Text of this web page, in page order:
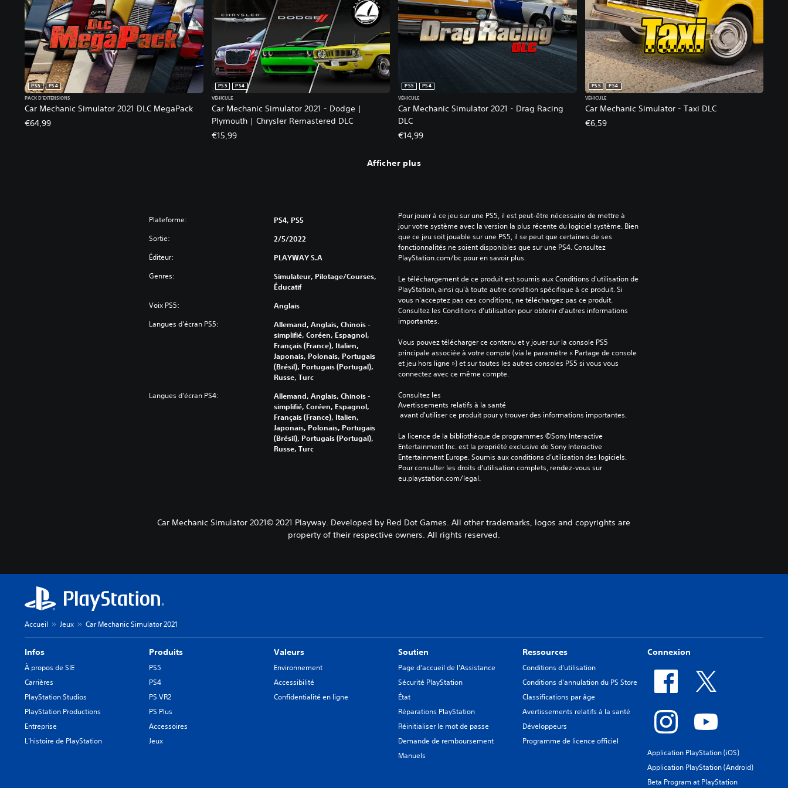
l
a
t
o
r
2
0
2
1
Car Mechanic Simulator 2021 DLC MegaPack
PS5
PS4
PACK D'EXTENSIONS
€64,99
Car Mechanic Simulator 2021 - Dodge |
Plymouth | Chrysler Remastered DLC
PS5
PS4
VÉHICULE
€15,99
Car Mechanic Simulator 2021 - Drag Racing
DLC
PS5
PS4
VÉHICULE
€14,99
Car Mechanic Simulator - Taxi DLC
PS5
PS4
VÉHICULE
€6,59
Afficher plus
Plateforme: PS4, PS5
Sortie: 2/5/2022
Éditeur: PLAYWAY S.A
Genres:
Simulateur, Pilotage/Courses,
Éducatif
Voix PS5: Anglais
Langues d'écran PS5:
Allemand, Anglais, Chinois -
simplifié, Coréen, Espagnol,
Français (France), Italien,
Japonais, Polonais, Portugais
(Brésil), Portugais (Portugal),
Russe, Turc
Langues d'écran PS4:
Allemand, Anglais, Chinois -
simplifié, Coréen, Espagnol,
Français (France), Italien,
Japonais, Polonais, Portugais
(Brésil), Portugais (Portugal),
Russe, Turc
Pour jouer à ce jeu sur une PS5, il est peut-être nécessaire de mettre à
jour votre système avec la version la plus récente du logiciel système. Bien
que ce jeu soit jouable sur une PS5, il se peut que certaines de ses
fonctionnalités ne soient disponibles que sur une PS4. Consultez
PlayStation.com/bc pour en savoir plus.
Le téléchargement de ce produit est soumis aux Conditions d'utilisation de
PlayStation, ainsi qu'à toute autre condition spécifique à ce produit. Si
vous n'acceptez pas ces conditions, ne téléchargez pas ce produit.
Consultez les Conditions d'utilisation pour obtenir d'autres informations
importantes.
Vous pouvez télécharger ce contenu et y jouer sur la console PS5
principale associée à votre compte (via le paramètre « Partage de console
et jeu hors ligne ») et sur toutes les autres consoles PS5 si vous vous
connectez avec ce même compte.
Consultez les
Avertissements relatifs à la santé
avant d'utiliser ce produit pour y trouver des informations importantes.
La licence de la bibliothèque de programmes ©Sony Interactive
Entertainment Inc. est la propriété exclusive de Sony Interactive
Entertainment Europe. Soumis aux conditions d’utilisation des logiciels.
Pour consulter les droits d’utilisation complets, rendez-vous sur
eu.playstation.com/legal.
Car Mechanic Simulator 2021© 2021 Playway. Developed by Red Dot Games. All other trademarks, logos and copyrights are
property of their respective owners. All rights reserved.
Accueil Jeux Car Mechanic Simulator 2021
Infos
À propos de SIE
Carrières
PlayStation Studios
PlayStation Productions
Entreprise
L'histoire de PlayStation
Produits
PS5
PS4
PS VR2
PS Plus
Accessoires
Jeux
Valeurs
Environnement
Accessibilité
Confidentialité en ligne
Soutien
Page d'accueil de l'Assistance
Sécurité PlayStation
État
Réparations PlayStation
Réinitialiser le mot de passe
Demande de remboursement
Manuels
Ressources
Conditions d'utilisation
Conditions d'annulation du PS Store
Classifications par âge
Avertissements relatifs à la santé
Développeurs
Programme de licence officiel
Connexion
Application PlayStation (iOS)
Application PlayStation (Android)
Beta Program at PlayStation